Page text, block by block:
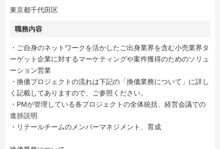
東京都千代田区
職務内容
・ご自身のネットワークを活かしたご出身業界を含む小売業界タ
ーゲット企業に対するマーケティングや案件獲得のためのソリュ
ーション営業
・換価プロジェクトの流れは下記の「換価業務について」に詳し
く記載してありますので、ご参照ください。
・PMが管理している各プロジェクトの全体統括、経営会議での
進捗説明
・リテールチームのメンバーマネジメント、育成